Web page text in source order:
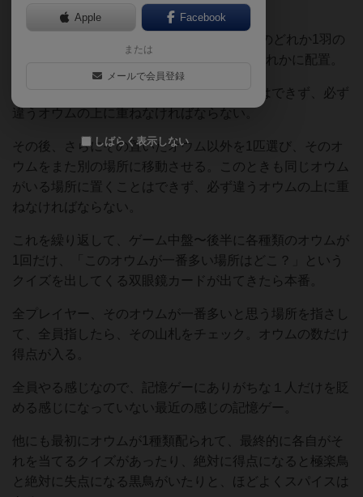
基本は、山札から1枚引いて、5種類のうちのどれか1羽の
オウムが出てくるので、それを5箇所のいずれかに配置。
ただし、同じオウムがいる場所に置くことはできず、必ず
違うオウムの上に重ねなければならない。
その後、さらにその置いたオウム以外を1匹選び、そのオ
ウムをまた別の場所に移動させる。このときも同じオウム
がいる場所に置くことはできず、必ず違うオウムの上に重
ねなければならない。
これを繰り返して、ゲーム中盤〜後半に各種類のオウムが
1回だけ、「このオウムが一番多い場所はどこ？」という
クイズを出してくる双眼鏡カードが出てきたら本番。
全プレイヤー、そのオウムが一番多いと思う場所を指さし
て、全員指したら、その山札をチェック。オウムの数だけ
得点が入る。
全員やる感じなので、記憶ゲーにありがちな１人だけを貶
める感じになっていない最近の感じの記憶ゲー。
他にも最初にオウムが1種類配られて、最終的に各自がそ
れを当てるクイズがあったり、絶対に得点になると極楽鳥
と絶対に失点になる黒鳥がいたりと、ほどよくスパイスは
Apple Facebook
または
メールで会員登録
しばらく表示しない